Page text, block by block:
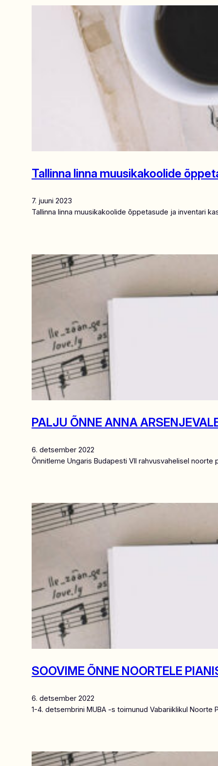
Tallinna linna muusikakoolide
7. juuni 2023
Tallinna linna muusikakoolide õppetasude ja inventari
PALJU ÕNNE ANNA
6. detsember 2022
Õnnitleme Ungaris Budapesti VII rahvusvahelisel noorte
SOOVIME ÕNNE NOORTELE
6. detsember 2022
1-4. detsembrini MUBA -s toimunud Vabariiklikul Noorte